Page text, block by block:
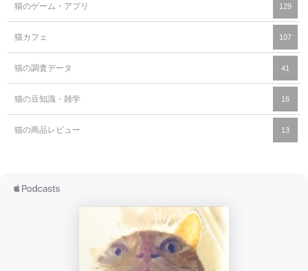
猫のゲーム・アプリ 129
猫カフェ 107
猫の調査データ 41
猫の豆知識・雑学 16
猫の商品レビュー 13